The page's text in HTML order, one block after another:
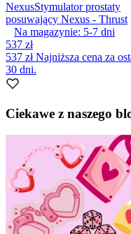
NexusStymulator prostaty
posuwający Nexus - Thrust
Na magazynie: 5-7 dni
537 zł
537 złNajniższa cena za
30 dni.
Ciekawe z naszego